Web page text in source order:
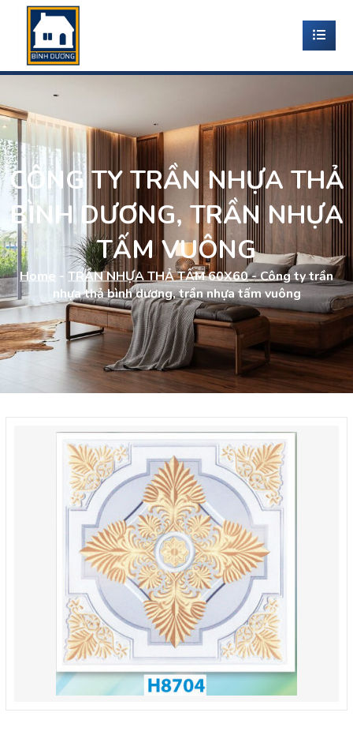
CÔNG TY TRẦN NHỰA THẢ
BÌNH DƯƠNG, TRẦN NHỰA
TẤM VUÔNG
Home - TRẦN NHỰA THẢ TẤM 60X60-Công ty trần
nhựa thả bình dương, trần nhựa tấm vuông